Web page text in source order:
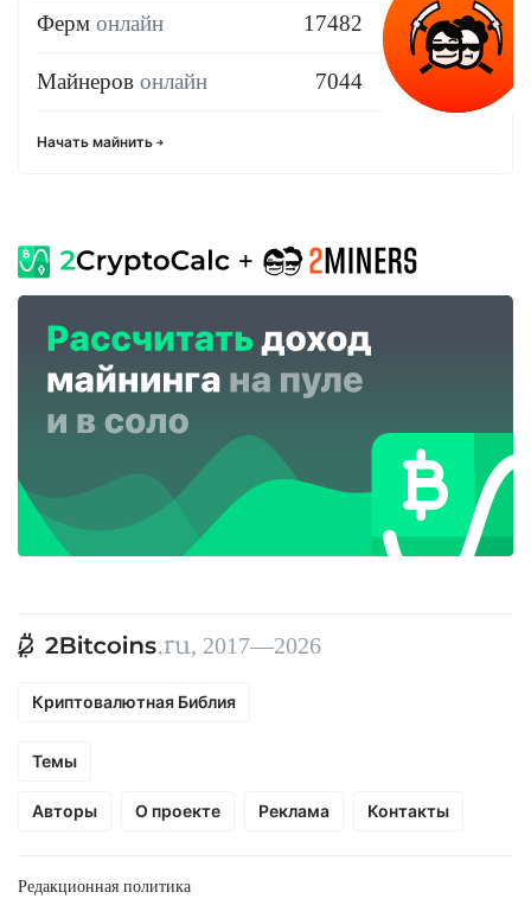
Ферм онлайн 17482
Майнеров онлайн 7044
Начать майнить
, 2017—2026
Криптовалютная Библия
Темы
Авторы О проекте Реклама Контакты
Редакционная политика